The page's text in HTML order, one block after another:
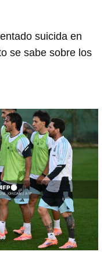
suicida en
se sabe sobre los